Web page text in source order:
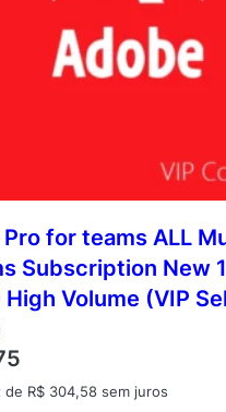
for teams ALL
Subscription New
High Volume (VIP
de R$ 304,58 sem juros